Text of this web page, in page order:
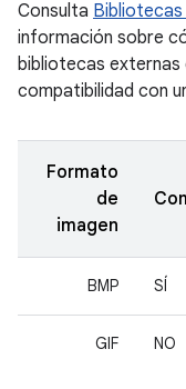
Consulta Bibliotecas
información sobre
bibliotecas externas
compatibilidad con
Formato
de
imagen
BMP SÍ
GIF NO